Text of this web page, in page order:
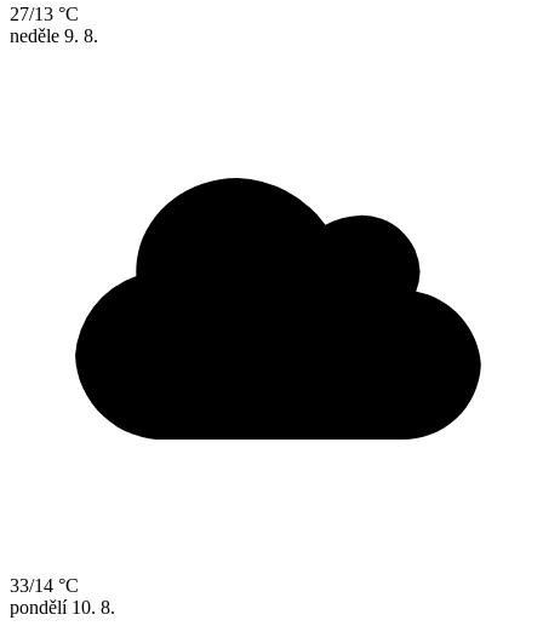
27/13 °C
neděle 9. 8.
33/14 °C
pondělí 10. 8.